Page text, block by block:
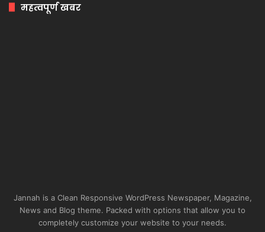
महत्वपूर्ण खबर
Jannah is a Clean Responsive WordPress Newspaper, Magazine,
News and Blog theme. Packed with options that allow you to
completely customize your website to your needs.